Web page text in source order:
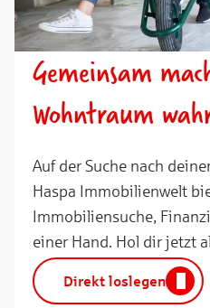
Gemeinsam
Wohntraum
Auf der Suche nach
Haspa Immobilienwelt
Immobiliensuche,
einer Hand. Hol dir jetzt
Direkt loslegen